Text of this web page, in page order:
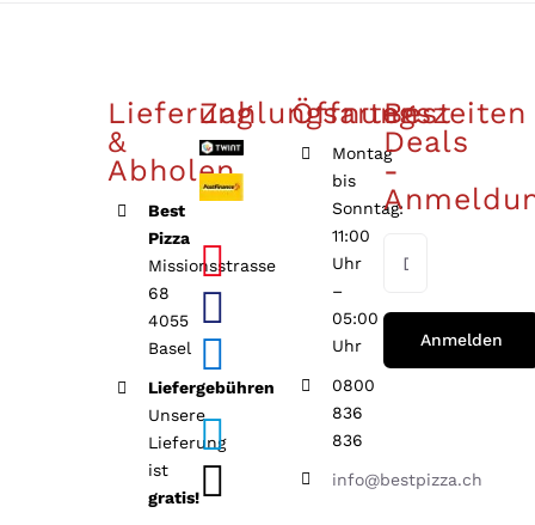
Lieferung
&
Abholen
Best
Pizza
Missionsstrasse
68
4055
Basel
Liefergebühren
Unsere
Lieferung
ist
gratis!
Zahlungsarten
Öffnungszeiten
Montag
bis
Sonntag:
11:00
Uhr
–
05:00
Uhr
0800
836
836
info@bestpizza.ch
Best
Deals
-